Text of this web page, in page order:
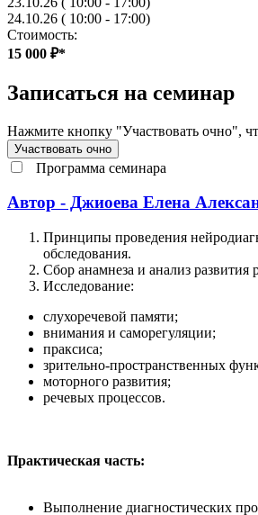
24.10.26 ( 10:00 - 17:00)
Стоимость:
15 000 ₽*
Записаться на семинар
Нажмите кнопку "Участвовать очно",
Участвовать очно
Программа семинара
Автор - Джиоева Елена
Принципы проведения
обследования.
Сбор анамнеза и анализ развития
Исследование:
слухоречевой памяти;
внимания и саморегуляции;
праксиса;
зрительно-пространственных
моторного развития;
речевых процессов.
Практическая часть:
Выполнение диагностических